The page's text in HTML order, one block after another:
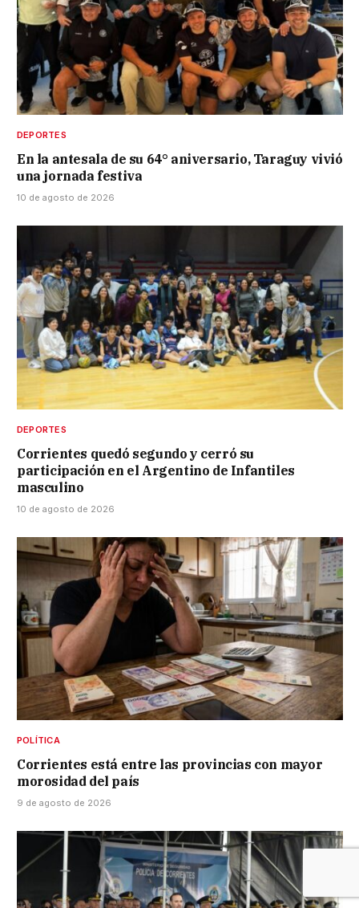
DEPORTES
En la antesala de su 64° aniversario, Taraguy vivió
una jornada festiva
10 de agosto de 2026
DEPORTES
Corrientes quedó segundo y cerró su
participación en el Argentino de Infantiles
masculino
10 de agosto de 2026
POLÍTICA
Corrientes está entre las provincias con mayor
morosidad del país
9 de agosto de 2026